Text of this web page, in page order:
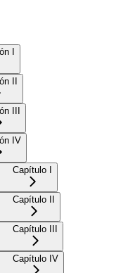
I
II
III
IV
Capítulo I
Capítulo II
Capítulo III
Capítulo IV